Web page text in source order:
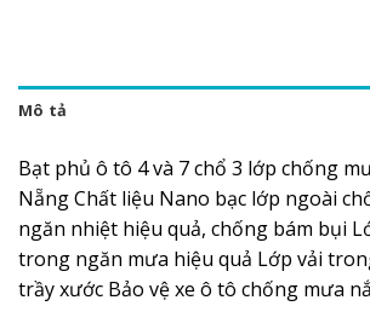
Mô tả
Bạt phủ ô tô 4 và 7 chổ 3 lớp chống
Nẵng Chất liệu Nano bạc lớp ngoài
ngăn nhiệt hiệu quả, chống bám bụi
trong ngăn mưa hiệu quả Lớp vải
trầy xước Bảo vệ xe ô tô chống mưa